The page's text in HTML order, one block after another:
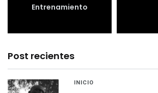
Entrenamiento
Post recientes
INICIO